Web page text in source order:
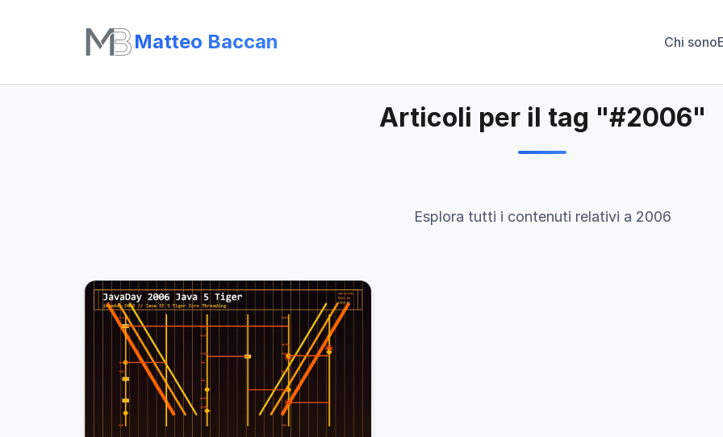
Matteo Baccan Chi sono
Articoli per il tag "#2006"
Esplora tutti i contenuti relativi a 2006